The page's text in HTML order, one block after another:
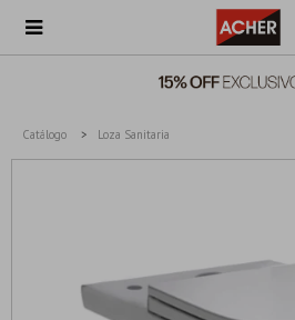

Catálogo Loza Sanitaria